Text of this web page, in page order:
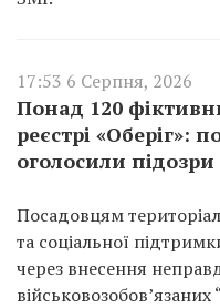
17:53 6 Серпня, 2026
Понад 120
реєстрі «Оберіг»:
оголосили підозри
Посадовцям
та соціальної
через внесення
військовозобов’язаних